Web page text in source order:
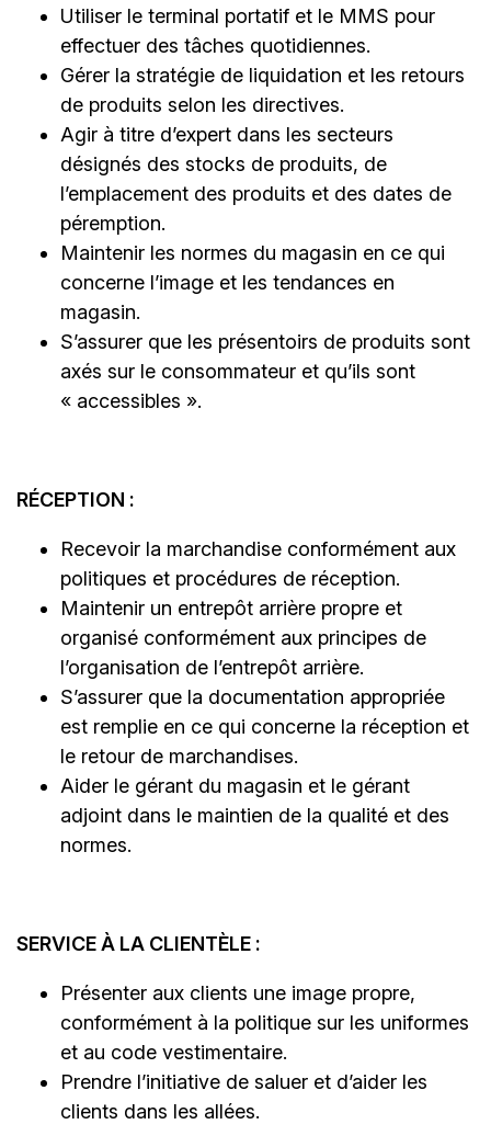
Utiliser le terminal portatif et le MMS pour
effectuer des tâches quotidiennes.
Gérer la stratégie de liquidation et les retours
de produits selon les directives.
Agir à titre d’expert dans les secteurs
désignés des stocks de produits, de
l’emplacement des produits et des dates de
péremption.
Maintenir les normes du magasin en ce qui
concerne l’image et les tendances en
magasin.
S’assurer que les présentoirs de produits sont
axés sur le consommateur et qu’ils sont
« accessibles ».
RÉCEPTION :
Recevoir la marchandise conformément aux
politiques et procédures de réception.
Maintenir un entrepôt arrière propre et
organisé conformément aux principes de
l’organisation de l’entrepôt arrière.
S’assurer que la documentation appropriée
est remplie en ce qui concerne la réception et
le retour de marchandises.
Aider le gérant du magasin et le gérant
adjoint dans le maintien de la qualité et des
normes.
SERVICE À LA CLIENTÈLE :
Présenter aux clients une image propre,
conformément à la politique sur les uniformes
et au code vestimentaire.
Prendre l’initiative de saluer et d’aider les
clients dans les allées.